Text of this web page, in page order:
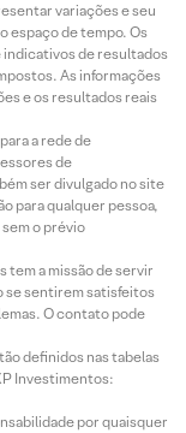
variações e seu
espaço de tempo. Os
de resultados
As informações
e os resultados reais
a rede de
de
ser divulgado no site
para qualquer pessoa,
o prévio
tem a missão de servir
se sentirem satisfeitos
O contato pode
definidos nas tabelas
Investimentos:
por quaisquer